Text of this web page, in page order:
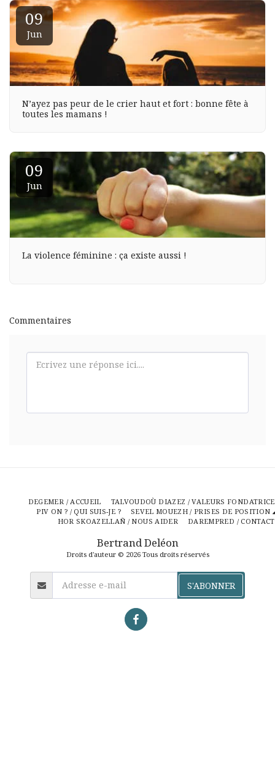
09
Jun
N’ayez pas peur de le crier haut et fort : bonne fête à
toutes les mamans !
09
Jun
La violence féminine : ça existe aussi !
Commentaires
Bertrand Deléon
Droits d'auteur © 2026 Tous droits réservés
DEGEMER / ACCUEIL
TALVOUDOÙ DIAZEZ / VALEURS
PIV ON ? / QUI SUIS-JE ?
SEVEL MOUEZH / PRISES DE POSITION
HOR SKOAZELLAÑ / NOUS AIDER
DAREMPRED /
S'ABONNER